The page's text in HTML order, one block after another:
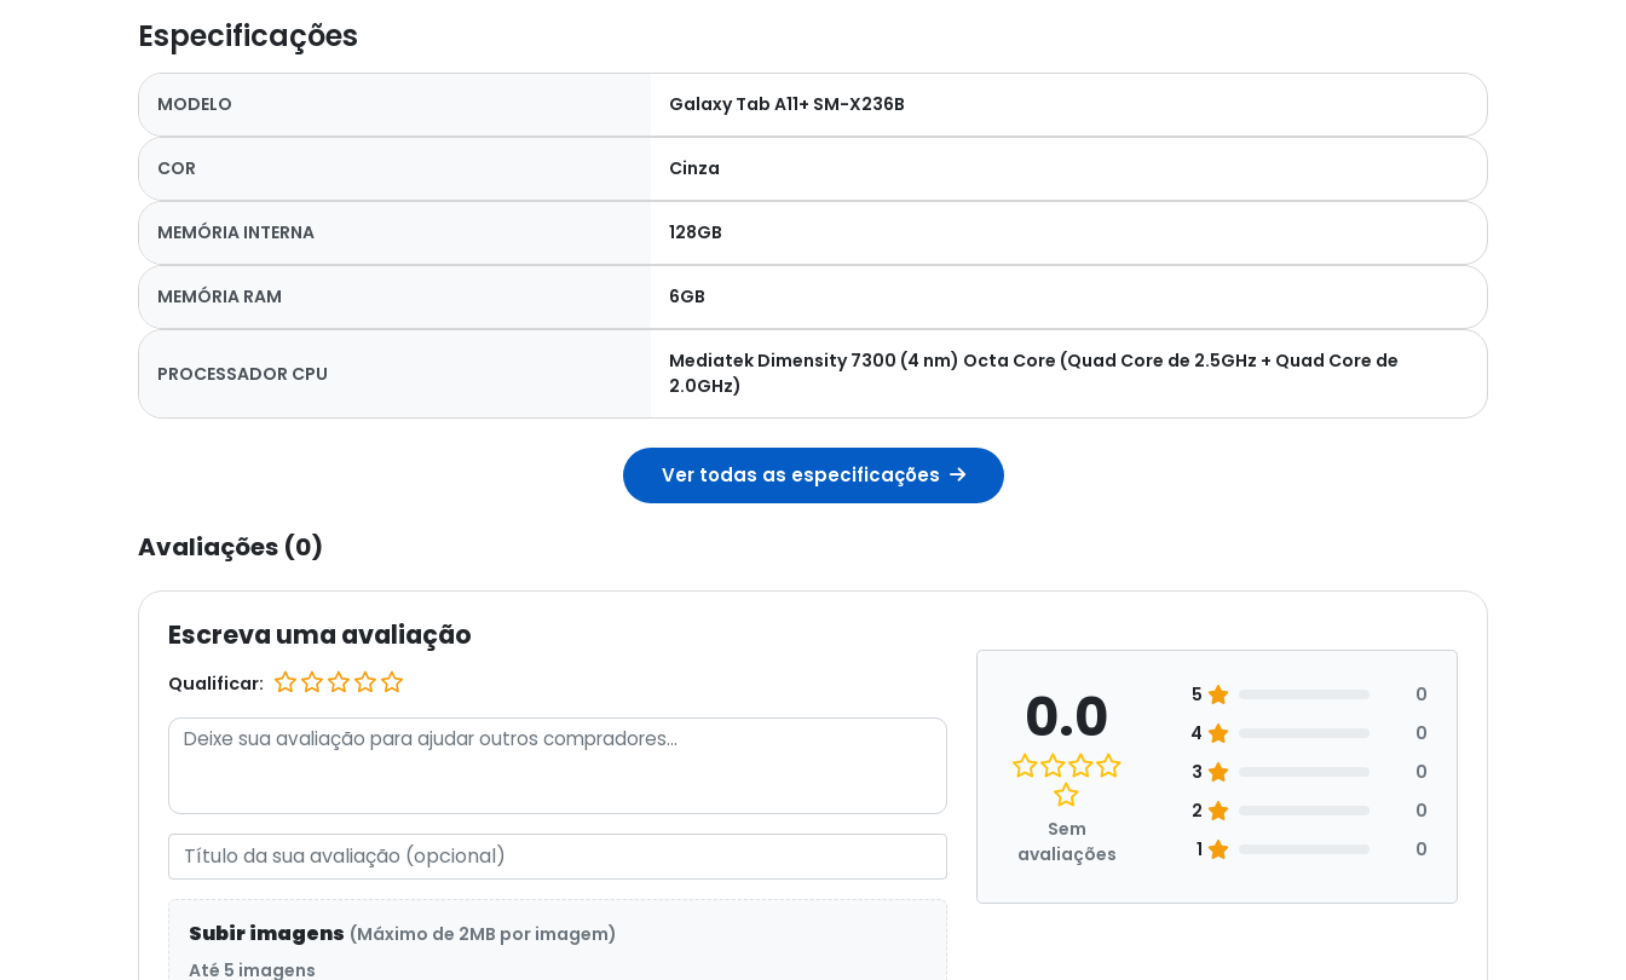
Especificações
MODELO Galaxy Tab A11+ SM-X236B
COR Cinza
MEMÓRIA INTERNA 128GB
MEMÓRIA RAM 6GB
PROCESSADOR CPU
Mediatek Dimensity 7300 (4 nm) Octa Core (Quad Core de 2.5GHz + Quad Core de
2.0GHz)
Ver todas as especificações
Avaliações (0)
Escreva uma avaliação
Qualificar:
Subir imagens (Máximo de 2MB por imagem)
Até 5 imagens
0.0
Sem
avaliações
5
0
4
0
3
0
2
0
1
0